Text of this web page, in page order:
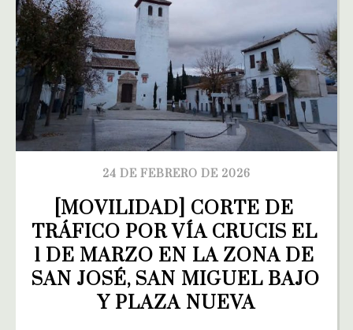
24 DE FEBRERO DE 2026
[MOVILIDAD] CORTE DE
TRÁFICO POR VÍA CRUCIS EL
1 DE MARZO EN LA ZONA DE
SAN JOSÉ, SAN MIGUEL BAJO
Y PLAZA NUEVA